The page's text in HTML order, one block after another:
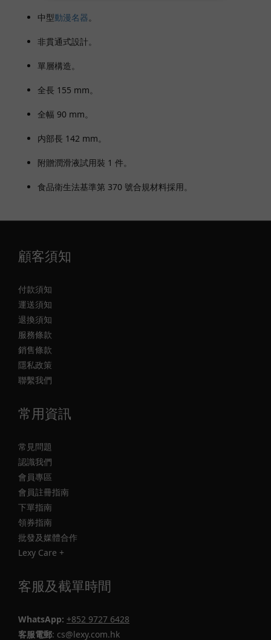
中型動漫名器。
非貫通式設計。
單層構造。
全長 155 mm。
全幅 90 mm。
内部長 142 mm。
附贈潤滑液試用裝 1 件。
食品衛生法基準第 370 號合規材料採用。
顧客須知
付款須知
運送須知
退換須知
服務條款
銷售條款
隱私政策
聯繫我們
常用資訊
常見問題
認識我們
會員專區
會員註冊指南
下單指南
領券指南
批發及媒體合作
Lexy Care +
客服及截單時間
WhatsApp: +852 9727 6428
客服電郵: cs@lexy.com.hk